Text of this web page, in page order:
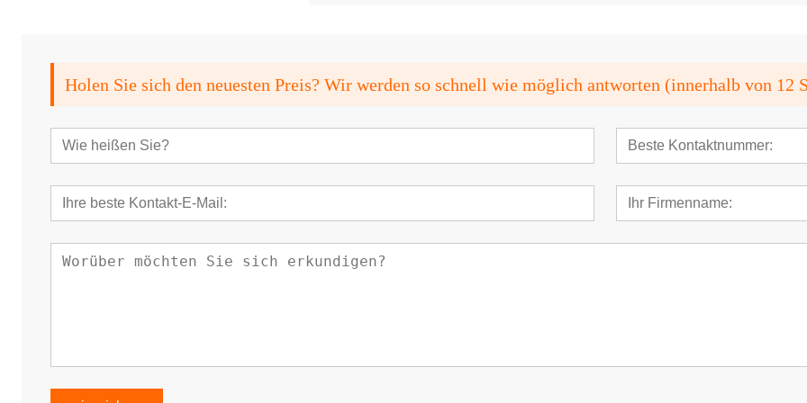
Holen Sie sich den neuesten Preis? Wir werden so schnell wie möglich antworten (innerhalb von 12